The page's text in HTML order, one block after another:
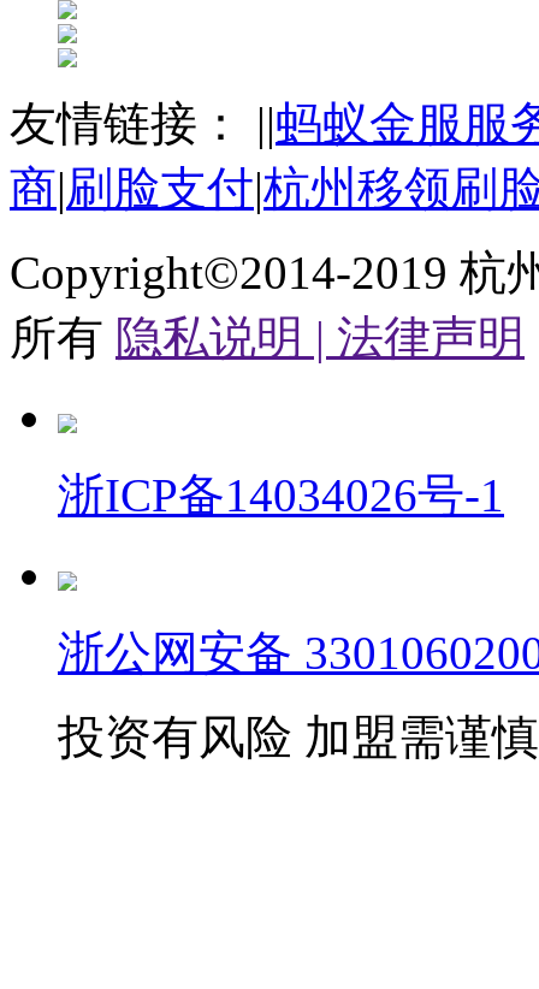
友情链接： ||蚂蚁金服服
商|刷脸支付|杭州移领刷
Copyright©2014-2019 杭
所有 隐私说明 | 法律声明
浙ICP备14034026号-1
浙公网安备
投资有风险 加盟需谨慎